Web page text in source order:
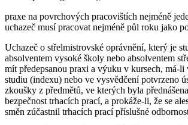
praxe na povrchových pracovištích nejméně
uchazeč musí pracovat nejméně půl roku jako
Uchazeč o střelmistrovské oprávnění, který je
absolventem vysoké školy nebo absolventem
mít předepsanou praxi a výuku v kursech, má-li
studiu (indexu) nebo ve vysvědčení potvrzeno
zkoušky z předmětů, ve kterých byla
bezpečnost trhacích prací, a prokáže-li, že se
směn zúčastnil trhacích prací příslušné